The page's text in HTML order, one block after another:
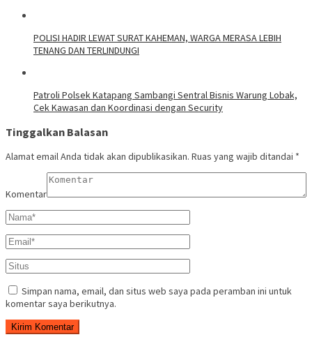
‎POLISI HADIR LEWAT SURAT KAHEMAN, WARGA MERASA LEBIH
TENANG DAN TERLINDUNGI
‎Patroli Polsek Katapang Sambangi Sentral Bisnis Warung Lobak,
Cek Kawasan dan Koordinasi dengan Security
Tinggalkan Balasan
Alamat email Anda tidak akan dipublikasikan. Ruas yang wajib ditandai *
Komentar
Simpan nama, email, dan situs web saya pada peramban ini untuk
komentar saya berikutnya.